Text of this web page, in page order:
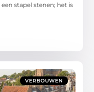
stapel stenen; het is
VERBOUWEN